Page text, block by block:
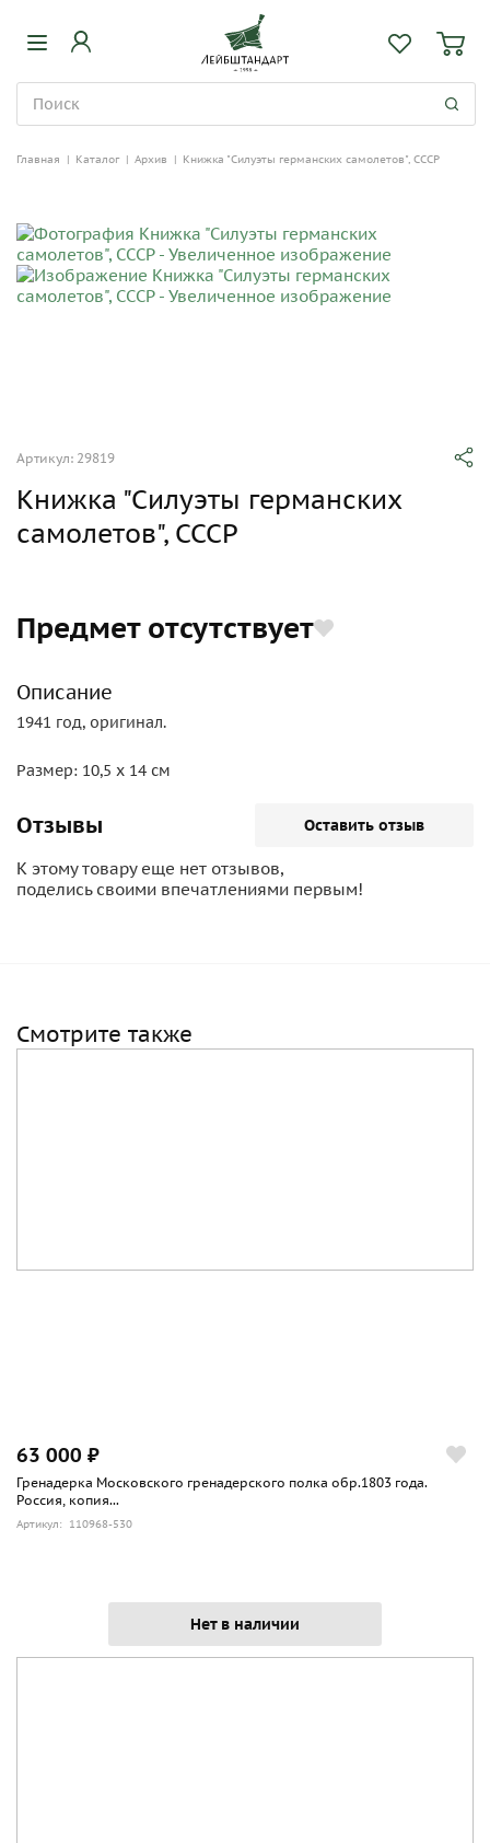
Главная | Каталог | Архив | Книжка "Силуэты германских самолетов", СССР
Артикул: 29819
Книжка "Силуэты германских
самолетов", СССР
Предмет отсутствует
Описание
1941 год, оригинал.
Размер: 10,5 x 14 см
Отзывы Оставить отзыв
К этому товару еще нет отзывов,
поделись своими впечатлениями первым!
Смотрите также
63 000 ₽
Гренадерка Московского гренадерского полка обр.1803 года.
Россия, копия...
Артикул: 110968-530
Нет в наличии